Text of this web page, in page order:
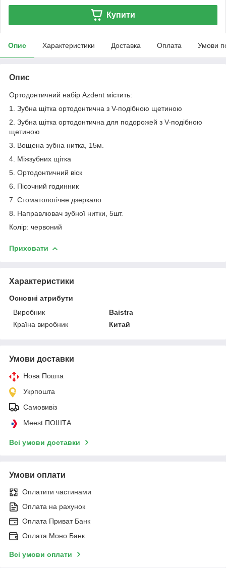
Купити
Опис Характеристики Доставка Оплата Умови
Опис
Ортодонтичний набір Azdent містить:
1. Зубна щітка ортодонтична з V-подібною щетиною
2. Зубна щітка ортодонтична для подорожей з V-подібною
щетиною
3. Вощена зубна нитка, 15м.
4. Міжзубних щітка
5. Ортодонтичний віск
6. Пісочний годинник
7. Стоматологічне дзеркало
8. Направлювач зубної нитки, 5шт.
Колір: червоний
Приховати
Характеристики
Основні атрибути
Виробник
Baistra
Країна виробник
Китай
Умови доставки
Нова Пошта
Укрпошта
Самовивіз
Meest ПОШТА
Всі умови доставки
Умови оплати
Оплатити частинами
Оплата на рахунок
Оплата Приват Банк
Оплата Моно Банк.
Всі умови оплати